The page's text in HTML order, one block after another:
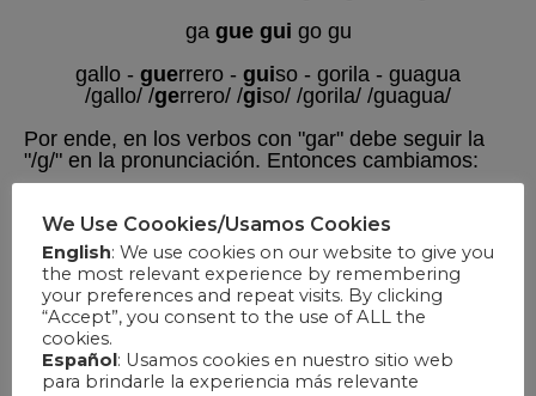
We Use Coookies/Usamos Cookies
English: We use cookies on our website to give you
the most relevant experience by remembering
your preferences and repeat visits. By clicking
“Accept”, you consent to the use of ALL the
cookies.
Español: Usamos cookies en nuestro sitio web
para brindarle la experiencia más relevante